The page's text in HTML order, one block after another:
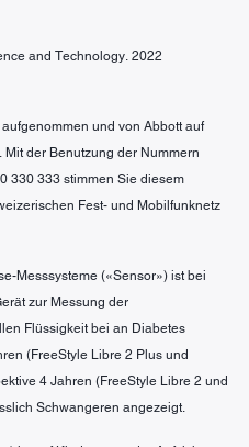
and Technology. 2022
und von Abbott auf
der Benutzung der Nummern
330 333 stimmen Sie diesem
Fest- und Mobilfunknetz
Messsysteme («Sensor») ist bei
zur Messung der
Flüssigkeit bei an Diabetes
(FreeStyle Libre 2 Plus und
4 Jahren (FreeStyle Libre 2 und
Schwangeren angezeigt.